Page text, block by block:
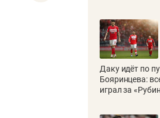
Даку идёт по
Бояринцева:
играл за